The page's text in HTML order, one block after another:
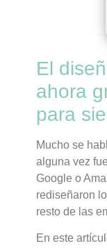
El
ahora
para
Mucho se
alguna vez
Google o
rediseñaron
resto de las
En este